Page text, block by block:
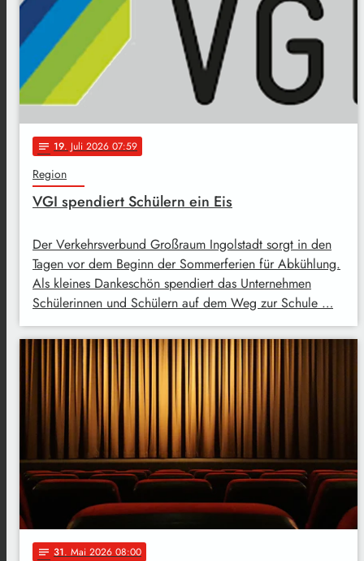
notes 19. Juli 2026 07:59
Region
VGI spendiert Schülern ein Eis
Der Verkehrsverbund Großraum Ingolstadt sorgt in den
Tagen vor dem Beginn der Sommerferien für Abkühlung.
Als kleines Dankeschön spendiert das Unternehmen
Schülerinnen und Schülern auf dem Weg zur Schule …
notes 31. Mai 2026 08:00